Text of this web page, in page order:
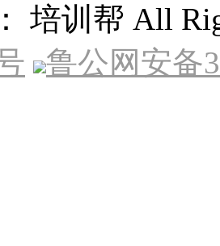
培训帮 All
鲁公网安备